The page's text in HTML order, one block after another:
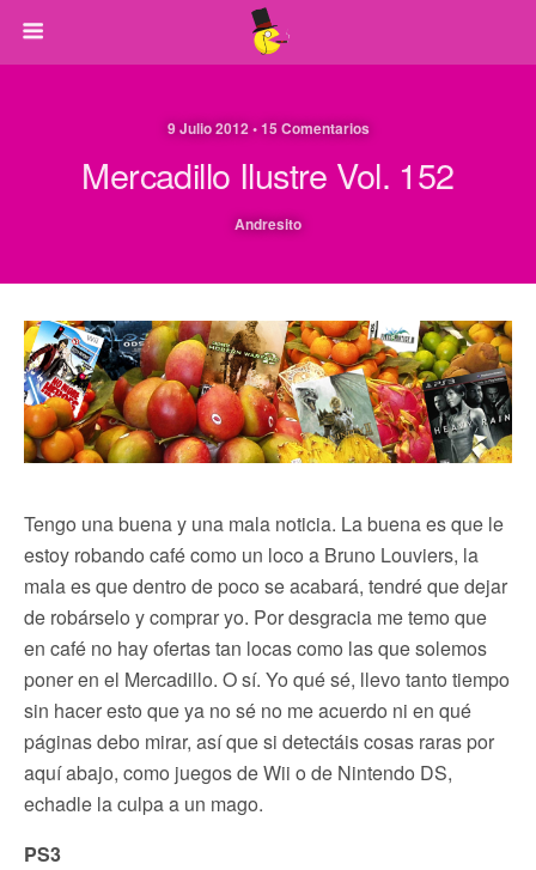
9 Julio 2012 • 15 Comentarios
Mercadillo Ilustre Vol. 152
Andresito
Tengo una buena y una mala noticia. La buena es que le
estoy robando café como un loco a Bruno Louviers, la
mala es que dentro de poco se acabará, tendré que dejar
de robárselo y comprar yo. Por desgracia me temo que
en café no hay ofertas tan locas como las que solemos
poner en el Mercadillo. O sí. Yo qué sé, llevo tanto tiempo
sin hacer esto que ya no sé no me acuerdo ni en qué
páginas debo mirar, así que si detectáis cosas raras por
aquí abajo, como juegos de Wii o de Nintendo DS,
echadle la culpa a un mago.
PS3